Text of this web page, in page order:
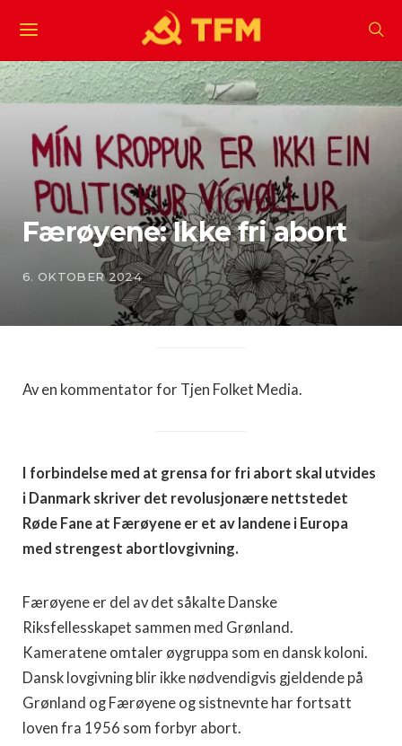
Færøyene: Ikke fri abort
6. OKTOBER 2024
Av en kommentator for Tjen Folket Media.
I forbindelse med at grensa for fri abort skal utvides
i Danmark skriver det revolusjonære nettstedet
Røde Fane at Færøyene er et av landene i Europa
med strengest abortlovgivning.
Færøyene er del av det såkalte Danske
Riksfellesskapet sammen med Grønland.
Kameratene omtaler øygruppa som en dansk koloni.
Dansk lovgivning blir ikke nødvendigvis gjeldende på
Grønland og Færøyene og sistnevnte har fortsatt
loven fra 1956 som forbyr abort.